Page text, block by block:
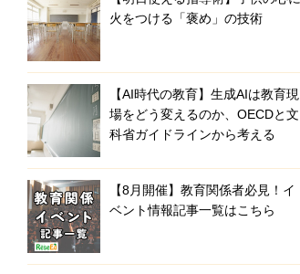
火をつける「褒め」の技術
【AI時代の教育】生成AIは教育現
場をどう変えるのか、OECDと文
科省ガイドラインから考える
【8月開催】教育関係者必見！イ
ベント情報記事一覧はこちら